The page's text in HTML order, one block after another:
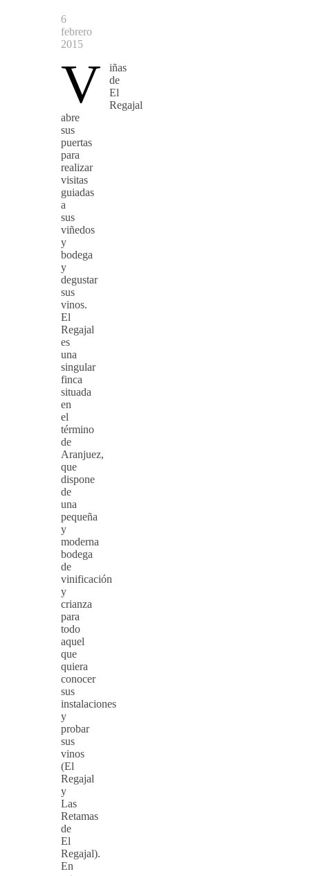
6
febrero
2015
V
iñas
de
El
Regajal
abre
sus
puertas
para
realizar
visitas
guiadas
a
sus
viñedos
y
bodega
y
degustar
sus
vinos.
El
Regajal
es
una
singular
finca
situada
en
el
término
de
Aranjuez,
que
dispone
de
una
pequeña
y
moderna
bodega
de
vinificación
y
crianza
para
todo
aquel
que
quiera
conocer
sus
instalaciones
y
probar
sus
vinos
(El
Regajal
y
Las
Retamas
de
El
Regajal).
En